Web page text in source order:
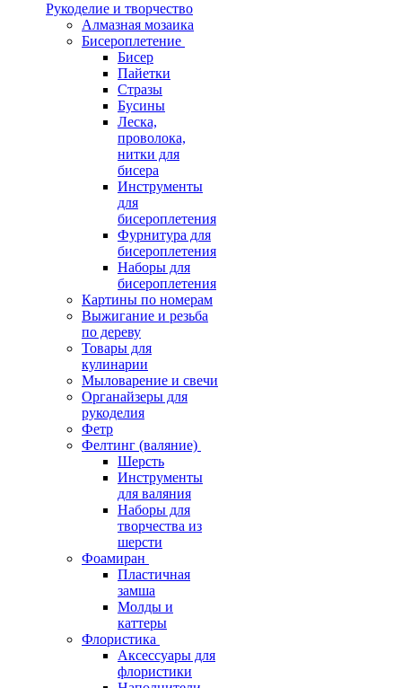
Рукоделие и творчество
Алмазная мозаика
Бисероплетение
Бисер
Пайетки
Стразы
Бусины
Леска,
проволока,
нитки для
бисера
Инструменты
для
бисероплетения
Фурнитура для
бисероплетения
Наборы для
бисероплетения
Картины по номерам
Выжигание и резьба
по дереву
Товары для
кулинарии
Мыловарение и свечи
Органайзеры для
рукоделия
Фетр
Фелтинг (валяние)
Шерсть
Инструменты
для валяния
Наборы для
творчества из
шерсти
Фоамиран
Пластичная
замша
Молды и
каттеры
Флористика
Аксессуары для
флористики